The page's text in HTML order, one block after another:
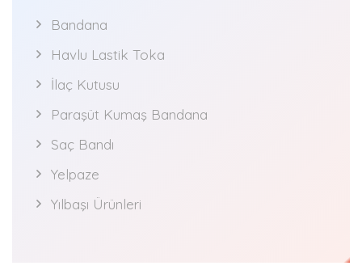
Bandana
Havlu Lastik Toka
İlaç Kutusu
Paraşüt Kumaş Bandana
Saç Bandı
Yelpaze
Yılbaşı Ürünleri